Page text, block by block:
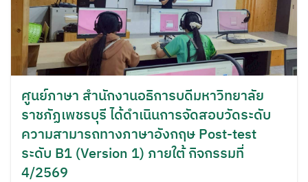
ค้นหา
สำหรับ:
ศูนย์ภาษา สำนักงานอธิการบดีมหาวิทยาลัย
ราชภัฏเพชรบุรี ได้ดำเนินการจัดสอบวัดระดับ
ความสามารถทางภาษาอังกฤษ Post-test
ระดับ B1 (Version 1) ภายใต้ กิจกรรมที่
4/2569